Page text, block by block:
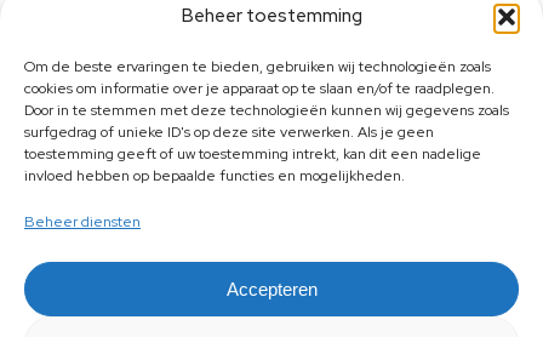
Beheer toestemming
Om de beste ervaringen te bieden, gebruiken wij technologieën zoals
cookies om informatie over je apparaat op te slaan en/of te raadplegen.
Door in te stemmen met deze technologieën kunnen wij gegevens zoals
surfgedrag of unieke ID's op deze site verwerken. Als je geen
toestemming geeft of uw toestemming intrekt, kan dit een nadelige
invloed hebben op bepaalde functies en mogelijkheden.
Beheer diensten
Accepteren